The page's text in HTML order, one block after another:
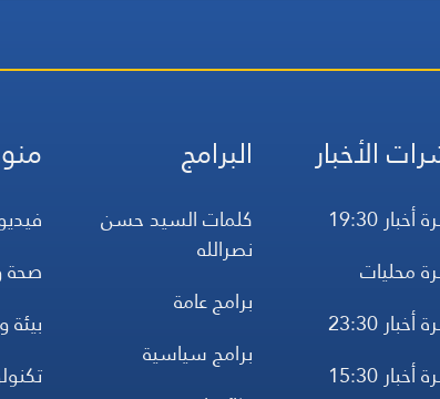
الأخبار
19:30
محليات
23:30
15:30
البرامج
كلمات السيد حسن
نصرالله
برامج عامة
برامج سياسية
صحة